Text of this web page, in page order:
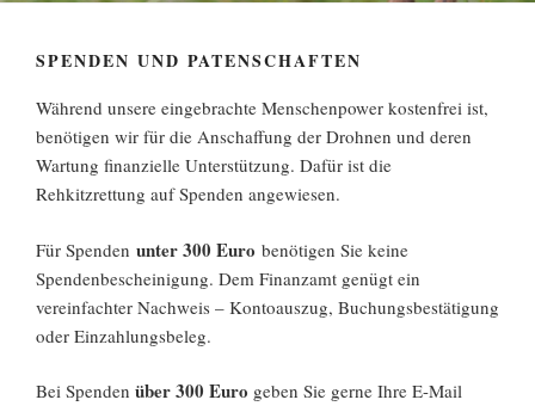
SPENDEN UND PATENSCHAFTEN
Während unsere eingebrachte Menschenpower kostenfrei ist,
benötigen wir für die Anschaffung der Drohnen und deren
Wartung finanzielle Unterstützung. Dafür ist die
Rehkitzrettung auf Spenden angewiesen.
Für Spenden unter 300 Euro benötigen Sie keine
Spendenbescheinigung. Dem Finanzamt genügt ein
vereinfachter Nachweis – Kontoauszug, Buchungsbestätigung
oder Einzahlungsbeleg.
Bei Spenden über 300 Euro geben Sie gerne Ihre E-Mail